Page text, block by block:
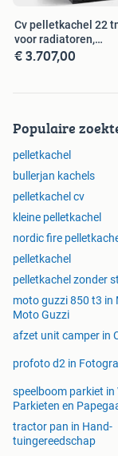
Kwaliteit uit
geïnstalleerd is
men alleen de
aan/uit knop te
pelletkachel
in de voorraad
onze collectie is
nodig deze na
of iets anders. Dit
dat is niet nodig.
Kies voor
Naast het
gebruik te maken
pelletkachel
instelbare
programmeren als
thermostaat
volgens deze
Cv pelletkachel 22
voor radiatoren,
vloerverwarming
€ 3.707,00
Populaire
pelletkachel
bullerjan kachels
pelletkachel cv
kleine pelletkachel
nordic fire
pelletkachel
pelletkachel zonder
moto guzzi 850 t3 in
Moto Guzzi
afzet unit camper in
profoto d2 in
speelboom parkiet in
Parkieten en
tractor pan in Hand-
tuingereedschap